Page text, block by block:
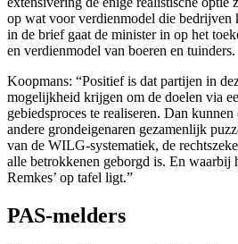
op wat voor verdienmodel die bedrijven
in de brief gaat de minister in op het
en verdienmodel van boeren en tuinders.
Koopmans: “Positief is dat partijen in
mogelijkheid krijgen om de doelen via
gebiedsproces te realiseren. Dan
andere grondeigenaren gezamenlijk
van de WILG-systematiek, de
alle betrokkenen geborgd is. En waarbij
Remkes’ op tafel ligt.”
PAS-melders